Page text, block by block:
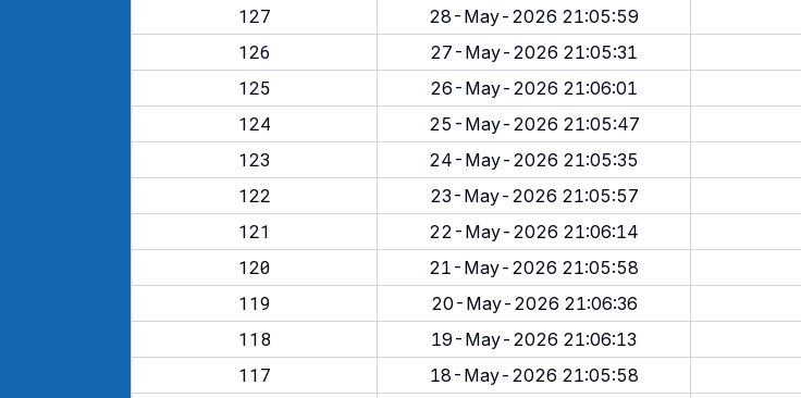
127
28-May-2026 21:05:59
126
27-May-2026 21:05:31
125
26-May-2026 21:06:01
124
25-May-2026 21:05:47
123
24-May-2026 21:05:35
122
23-May-2026 21:05:57
121
22-May-2026 21:06:14
120
21-May-2026 21:05:58
119
20-May-2026 21:06:36
118
19-May-2026 21:06:13
117
18-May-2026 21:05:58